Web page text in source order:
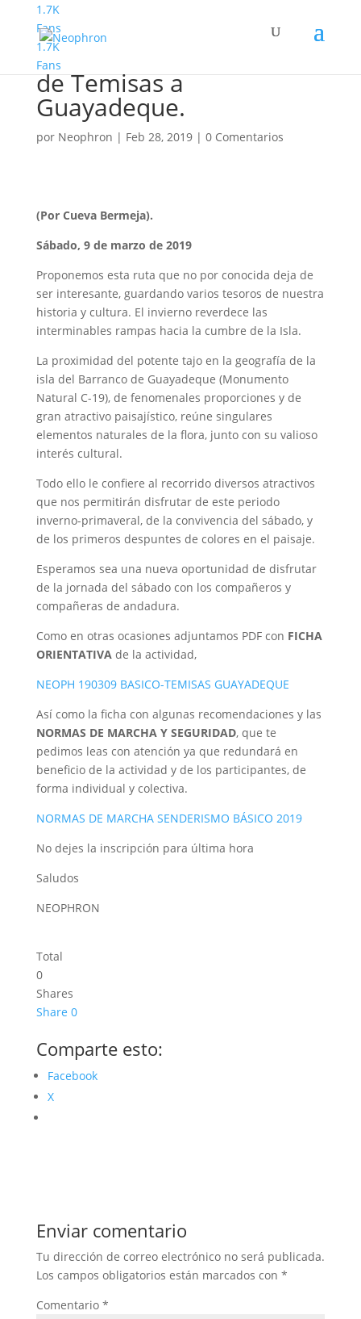
1.7K
Fans
1.7K
Fans
Senderismo Básico. Ruta
de Temisas a
Guayadeque.
por Neophron | Feb 28, 2019| 0 Comentarios
(Por Cueva Bermeja).
Sábado, 9 de marzo de 2019
Proponemos esta ruta que no por conocida deja de
ser interesante, guardando varios tesoros de nuestra
historia y cultura. El invierno reverdece las
interminables rampas hacia la cumbre de la Isla.
La proximidad del potente tajo en la geografía de la
isla del Barranco de Guayadeque (Monumento
Natural C-19), de fenomenales proporciones y de
gran atractivo paisajístico, reúne singulares
elementos naturales de la flora, junto con su valioso
interés cultural.
Todo ello le confiere al recorrido diversos atractivos
que nos permitirán disfrutar de este periodo
inverno-primaveral, de la convivencia del sábado, y
de los primeros despuntes de colores en el paisaje.
Esperamos sea una nueva oportunidad de disfrutar
de la jornada del sábado con los compañeros y
compañeras de andadura.
Como en otras ocasiones adjuntamos PDF con FICHA
ORIENTATIVAde la actividad,
NEOPH 190309 BASICO-TEMISAS GUAYADEQUE
Así como la ficha con algunas recomendaciones y las
NORMAS DE MARCHA Y SEGURIDAD, que te
pedimos leas con atención ya que redundará en
beneficio de la actividad y de los participantes, de
forma individual y colectiva.
NORMAS DE MARCHA SENDERISMO BÁSICO 2019
No dejes la inscripción para última hora
Saludos
NEOPHRON
Total
0
Shares
Share 0
Comparte esto:
Facebook
X
Enviar comentario
Tu dirección de correo electrónico no será publicada.
Los campos obligatorios están marcados con *
Comentario *